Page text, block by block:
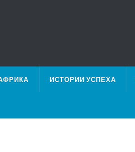
ИСТОРИИ УСПЕХА